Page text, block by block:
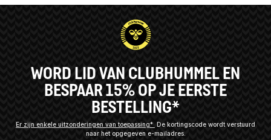
WORD LID VAN CLUBHUMMEL EN
BESPAAR 15% OP JE EERSTE
BESTELLING*
Er zijn enkele uitzonderingen van toepassing* De kortingscode wordt verstuurd
naar het opgegeven e-mailadres.